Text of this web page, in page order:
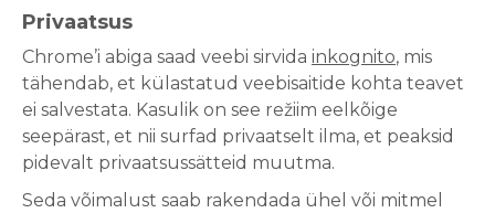
Privaatsus
Chrome’i abiga saad veebi sirvida inkognito, mis
tähendab, et külastatud veebisaitide kohta teavet
ei salvestata. Kasulik on see režiim eelkõige
seepärast, et nii surfad privaatselt ilma, et peaksid
pidevalt privaatsussätteid muutma.
Seda võimalust saab rakendada ühel või mitmel